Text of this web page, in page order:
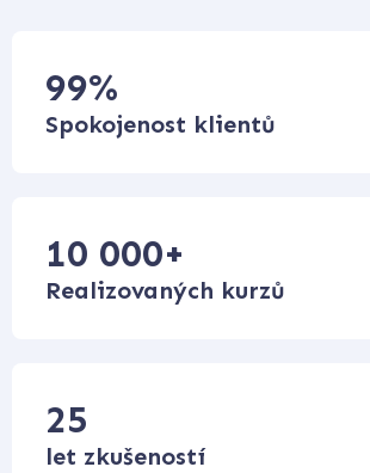
99%
Spokojenost klientů
10 000+
Realizovaných kurzů
25
let zkušeností